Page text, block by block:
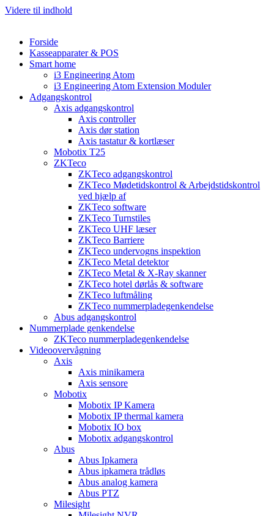
Videre til indhold
Forside
Kasseapparater & POS
Smart home
i3 Engineering Atom
i3 Engineering Atom Extension Moduler
Adgangskontrol
Axis adgangskontrol
Axis controller
Axis dør station
Axis tastatur & kortlæser
Mobotix T25
ZKTeco
ZKTeco adgangskontrol
ZKTeco Mødetidskontrol & Arbejdstidskontrol
ved hjælp af
ZKTeco software
ZKTeco Turnstiles
ZKTeco UHF læser
ZKTeco Barriere
ZKTeco undervogns inspektion
ZKTeco Metal detektor
ZKTeco Metal & X-Ray skanner
ZKTeco hotel dørlås & software
ZKTeco luftmåling
ZKTeco nummerpladegenkendelse
Abus adgangskontrol
Nummerplade genkendelse
ZKTeco nummerpladegenkendelse
Videoovervågning
Axis
Axis minikamera
Axis sensore
Mobotix
Mobotix IP Kamera
Mobotix IP thermal kamera
Mobotix IO box
Mobotix adgangskontrol
Abus
Abus Ipkamera
Abus ipkamera trådløs
Abus analog kamera
Abus PTZ
Milesight